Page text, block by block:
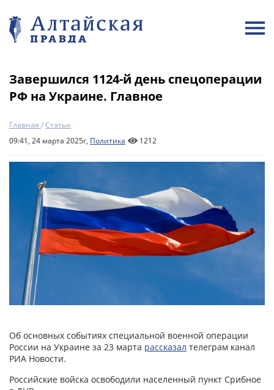
Завершился 1124-й день спецоперации
РФ на Украине. Главное
Главная /Статьи
09:41, 24 марта 2025г, Политика 1212
Об основных событиях специальной военной операции
России на Украине за 23 марта рассказал телеграм канал
РИА Новости.
Российские войска освободили населенный пункт Срибное